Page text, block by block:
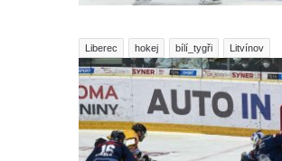
Liberec hokej bílí_tygři Litvínov